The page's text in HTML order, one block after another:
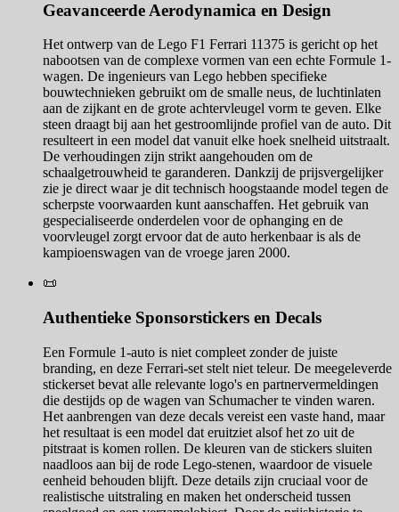
Geavanceerde Aerodynamica en Design
Het ontwerp van de Lego F1 Ferrari 11375 is gericht op het
nabootsen van de complexe vormen van een echte Formule 1-
wagen. De ingenieurs van Lego hebben specifieke
bouwtechnieken gebruikt om de smalle neus, de luchtinlaten
aan de zijkant en de grote achtervleugel vorm te geven. Elke
steen draagt bij aan het gestroomlijnde profiel van de auto. Dit
resulteert in een model dat vanuit elke hoek snelheid uitstraalt.
De verhoudingen zijn strikt aangehouden om de
schaalgetrouwheid te garanderen. Dankzij de prijsvergelijker
zie je direct waar je dit technisch hoogstaande model tegen de
scherpste voorwaarden kunt aanschaffen. Het gebruik van
gespecialiseerde onderdelen voor de ophanging en de
voorvleugel zorgt ervoor dat de auto herkenbaar is als de
kampioenswagen van de vroege jaren 2000.
📜
Authentieke Sponsorstickers en Decals
Een Formule 1-auto is niet compleet zonder de juiste
branding, en deze Ferrari-set stelt niet teleur. De meegeleverde
stickerset bevat alle relevante logo's en partnervermeldingen
die destijds op de wagen van Schumacher te vinden waren.
Het aanbrengen van deze decals vereist een vaste hand, maar
het resultaat is een model dat eruitziet alsof het zo uit de
pitstraat is komen rollen. De kleuren van de stickers sluiten
naadloos aan bij de rode Lego-stenen, waardoor de visuele
eenheid behouden blijft. Deze details zijn cruciaal voor de
realistische uitstraling en maken het onderscheid tussen